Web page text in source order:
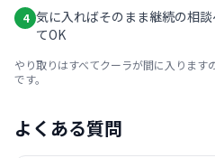
4 気に入ればそのまま継続の相
てOK
やり取りはすべてクーラが間に入りま
です。
よくある質問